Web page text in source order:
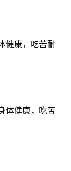
健康，吃苦耐
体健康，吃苦